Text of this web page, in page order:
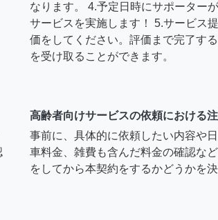
なります。 4.予定日時にサポーター
サービスを実施します！ 5.サービス
価をしてください。評価まで完了す
を受け取ることができます。
高齢者向けサービスの依頼における
事前に、具体的に依頼したい内容や
車料金、雑費も含んだ料金の確認な
をしてから本契約をするかどうかを決